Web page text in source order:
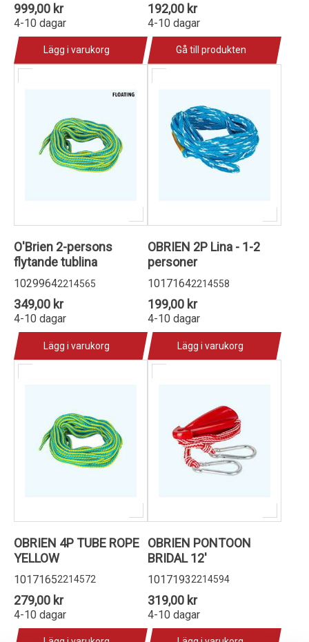
999,00 kr
4-10 dagar
Lägg i varukorg
192,00 kr
4-10 dagar
Gå till produkten
O'Brien 2-persons
flytande tublina
10299642214565
349,00 kr
4-10 dagar
Lägg i varukorg
OBRIEN 2P Lina - 1-2
personer
10171642214558
199,00 kr
4-10 dagar
Lägg i varukorg
OBRIEN 4P TUBE ROPE
YELLOW
10171652214572
279,00 kr
4-10 dagar
OBRIEN PONTOON
BRIDAL 12'
10171932214594
319,00 kr
4-10 dagar